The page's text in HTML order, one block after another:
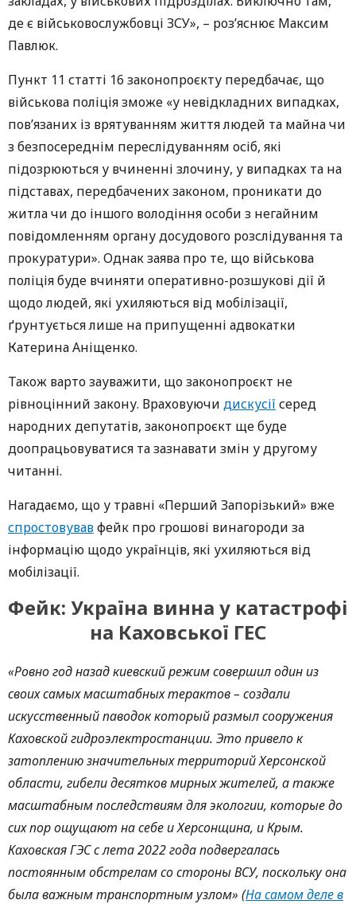
де є військовослужбовці ЗСУ», – роз’яснює Максим
Павлюк.
Пункт 11 статті 16 законопроєкту передбачає, що
військова поліція зможе «у невідкладних випадках,
пов’язаних із врятуванням життя людей та майна чи
з безпосереднім переслідуванням осіб, які
підозрюються у вчиненні злочину, у випадках та на
підставах, передбачених законом, проникати до
житла чи до іншого володіння особи з негайним
повідомленням органу досудового розслідування та
прокуратури». Однак заява про те, що військова
поліція буде вчиняти оперативно-розшукові дії й
щодо людей, які ухиляються від мобілізації,
ґрунтується лише на припущенні адвокатки
Катерина Аніщенко.
Також варто зауважити, що законопроєкт не
рівноцінний закону. Враховуючи дискусії серед
народних депутатів, законопроєкт ще буде
доопрацьовуватися та зазнавати змін у другому
читанні.
Нагадаємо, що у травні «Перший Запорізький» вже
спростовувавфейк про грошові винагороди за
інформацію щодо українців, які ухиляються від
мобілізації.
Фейк: Україна винна у катастрофі
на Каховської ГЕС
«Ровно год назад киевский режим совершил один из
своих самых масштабных терактов – создали
искусственный паводок который размыл сооружения
Каховской гидроэлектростанции. Это привело к
затоплению значительных территорий Херсонской
области, гибели десятков мирных жителей, а также
масштабным последствиям для экологии, которые до
сих пор ощущают на себе и Херсонщина, и Крым.
Каховская ГЭС с лета 2022 года подвергалась
постоянным обстрелам со стороны ВСУ, поскольку она
была важным транспортным узлом» (На самом деле в